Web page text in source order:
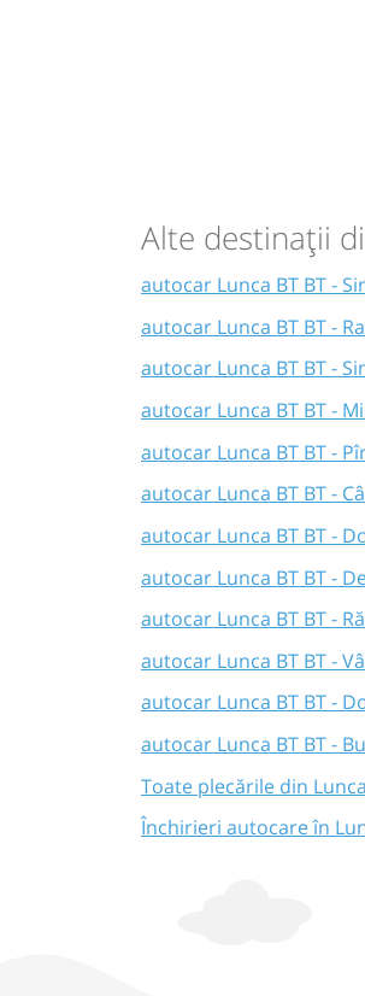
Alte destinații
autocar Lunca BT BT -
autocar Lunca BT BT -
autocar Lunca BT BT -
autocar Lunca BT BT -
autocar Lunca BT BT -
autocar Lunca BT BT -
autocar Lunca BT BT -
autocar Lunca BT BT -
autocar Lunca BT BT -
autocar Lunca BT BT -
autocar Lunca BT BT -
autocar Lunca BT BT -
Toate plecările din
Închirieri autocare în